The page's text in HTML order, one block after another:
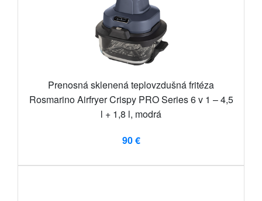
Prenosná sklenená teplovzdušná fritéza
Rosmarino Airfryer Crispy PRO Series 6 v 1 – 4,5
l + 1,8 l, modrá
90 €